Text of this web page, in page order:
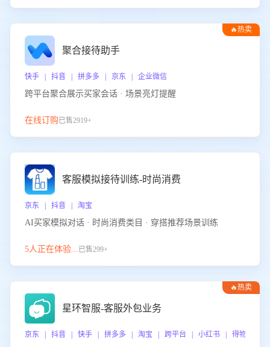
🔥热卖
聚合接待助手
快手 | 抖音 | 拼多多 | 京东 | 企业微信
跨平台聚合展示买家会话 · 场景亮灯提醒
在线订购已售2919+
客服模拟接待训练-时尚消费
京东 | 抖音 | 淘宝
AI买家模拟对话 · 时尚消费类目 · 穿搭推荐场景训练
5人正在体验...已售299+
🔥热卖
星环智服-客服外包业务
京东 | 抖音 | 快手 | 拼多多 | 淘宝 | 跨平台 | 小红书 | 得物 | 企